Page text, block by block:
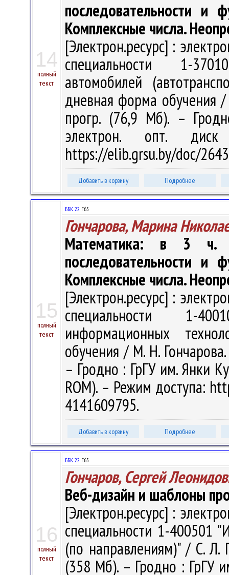
14
полный
текст
последовательности и
Комплексные числа.
[Электрон.ресурс] :
специальности 1-
автомобилей
дневная форма обучения /
прогр. (76,9 Мб). –
электрон. опт.
https://elib.grsu.by/doc/
Добавить в корзину Подробнее
15
полный
текст
ББК 22.Г65
Гончарова, Марина
Математика: в 3 ч.
последовательности и
Комплексные числа.
[Электрон.ресурс] :
специальности 1-
информационных
обучения / М. Н.
– Гродно : ГрГУ им. Янки
ROM). – Режим доступа:
4141609795.
Добавить в корзину Подробнее
16
полный
текст
ББК 22.Г65
Гончаров, Сергей
Веб-дизайн и шаблоны
[Электрон.ресурс] :
специальности 1-400501
(по направлениям)" / С. Л.
(358 Мб). – Гродно : ГрГУ